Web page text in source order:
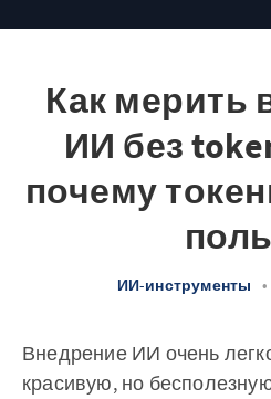
Как мерить
ИИ без
почему
ИИ-инструменты •
Внедрение ИИ очень
красивую, но